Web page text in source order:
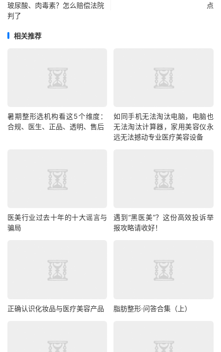
玻尿酸、肉毒素？怎么赔偿法院
判了
点
相关推荐
暑期整形选机构看这5个维度：
合规、医生、正品、透明、售后
如同手机无法淘汰电脑，电脑也
无法淘汰计算器，家用美容仪永
远无法撼动专业医疗美容设备
医美行业过去十年的十大谣言与
骗局
遇到“黑医美”？这份高效投诉举
报攻略请收好！​
正确认识化妆品与医疗美容产品 脂肪整形·问答合集（上）